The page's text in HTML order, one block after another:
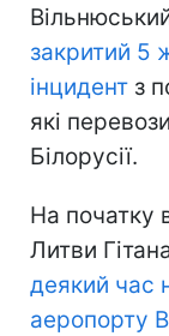
закритий 5
інцидент з
які
Білорусії.
На початку
Литви
деякий час
аеропорту